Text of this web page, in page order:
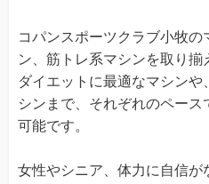
コパンスポーツクラブ小牧
ン、筋トレ系マシンを取り
ダイエットに最適なマシン
シンまで、それぞれのペー
可能です。
女性やシニア、体力に自信が